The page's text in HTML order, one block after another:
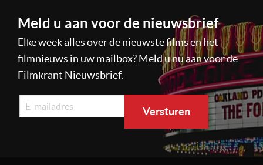
Meld u aan voor de nieuwsbrief
Elke week alles over de nieuwste films en het
filmnieuws in uw mailbox? Meld u nu aan voor de
Filmkrant Nieuwsbrief.